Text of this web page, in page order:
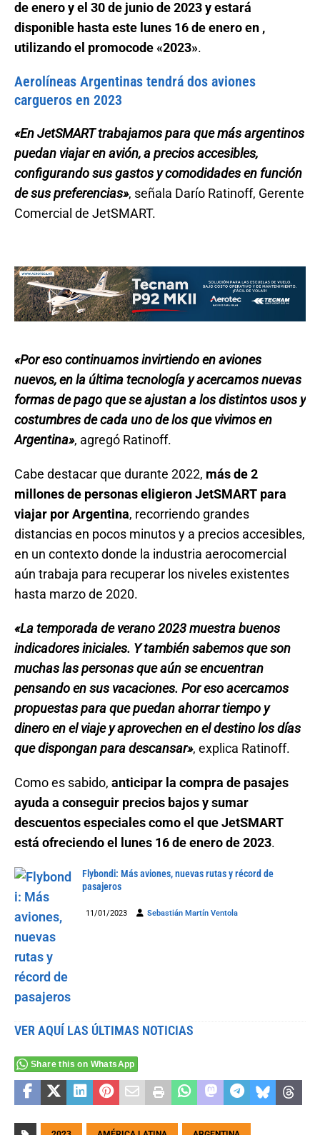
de enero y el 30 de junio de 2023 y estará
disponible hasta este lunes 16 de enero en ,
utilizando el promocode «2023».
Aerolíneas Argentinas tendrá dos aviones
cargueros en 2023
«En JetSMART trabajamos para que más argentinos
puedan viajar en avión, a precios accesibles,
configurando sus gastos y comodidades en función
de sus preferencias», señala Darío Ratinoff, Gerente
Comercial de JetSMART.
«Por eso continuamos invirtiendo en aviones
nuevos, en la última tecnología y acercamos nuevas
formas de pago que se ajustan a los distintos usos y
costumbres de cada uno de los que vivimos en
Argentina», agregó Ratinoff.
Cabe destacar que durante 2022, más de 2
millones de personas eligieron JetSMART para
viajar por Argentina, recorriendo grandes
distancias en pocos minutos y a precios accesibles,
en un contexto donde la industria aerocomercial
aún trabaja para recuperar los niveles existentes
hasta marzo de 2020.
«La temporada de verano 2023 muestra buenos
indicadores iniciales. Y también sabemos que son
muchas las personas que aún se encuentran
pensando en sus vacaciones. Por eso acercamos
propuestas para que puedan ahorrar tiempo y
dinero en el viaje y aprovechen en el destino los días
que dispongan para descansar», explica Ratinoff.
Como es sabido, anticipar la compra de pasajes
ayuda a conseguir precios bajos y sumar
descuentos especiales como el que JetSMART
está ofreciendo el lunes 16 de enero de 2023.
Flybondi: Más aviones, nuevas rutas y récord de
pasajeros
11/01/2023 Sebastián Martín Ventola
VER AQUÍ LAS ÚLTIMAS NOTICIAS
Share this on WhatsApp